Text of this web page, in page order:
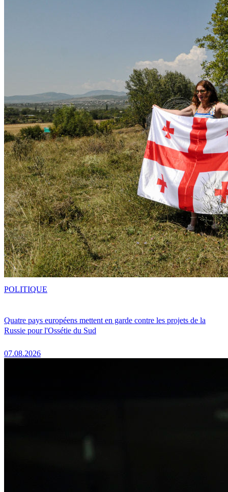
Quatre pays européens mettent en garde contre les projets de la
Russie pour l'Ossétie du Sud
07.08.2026
POLITIQUE